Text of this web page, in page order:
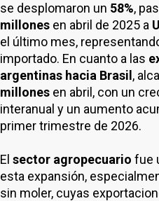
se desplomaron un 58%,
millones en abril de 2025 a
el último mes,
importado. En cuanto a las
argentinas hacia Brasil ,
millones en abril, con un
interanual y un aumento
primer trimestre de 2026.
El sector agropecuario fue
esta expansión,
sin moler, cuyas